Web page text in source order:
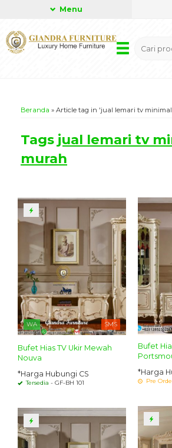
Menu
Beranda » Article tag in 'jual lemari tv
Tags jual lemari tv
murah
WA SMS
Bufet Hias TV Ukir Mewah
Nouva
*Harga Hubungi CS
Tersedia - GF-BH 101
Bufet
*Harga
Pre